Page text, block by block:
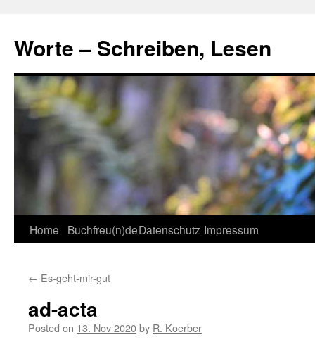
content
Worte – Schreiben, Lesen
Home Buchfreu(n)deDatenschutz Impressum
← Es-geht-mir-gut
ad-acta
Posted on 13. Nov 2020by R. Koerber